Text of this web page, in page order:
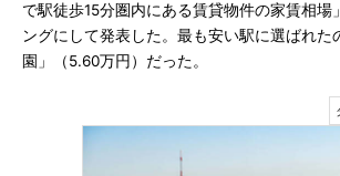
で駅徒歩15分圏内にある賃貸物件の家賃相場
ングにして発表した。最も安い駅に選ばれた
園」（5.60万円）だった。